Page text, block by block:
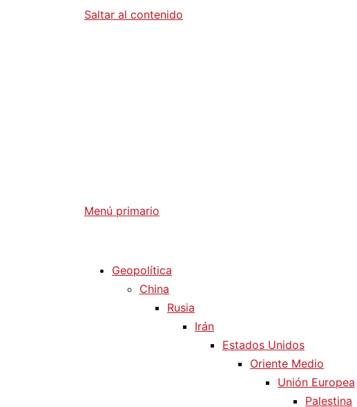
Saltar al contenido
Menú primario
Geopolítica
China
Rusia
Irán
Estados Unidos
Oriente Medio
Unión Europea
Palestina